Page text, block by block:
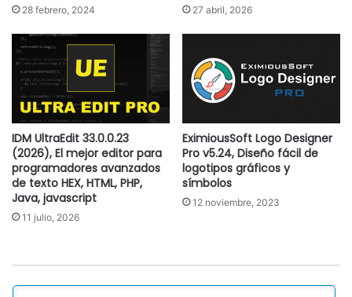
28 febrero, 2024 27 abril, 2026
IDM UltraEdit 33.0.0.23
(2026), El mejor editor para
programadores avanzados
de texto HEX, HTML, PHP,
Java, javascript
11 julio, 2026
EximiousSoft Logo Designer
Pro v5.24, Diseño fácil de
logotipos gráficos y
símbolos
12 noviembre, 2023